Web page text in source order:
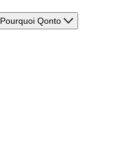
Pourquoi Qonto